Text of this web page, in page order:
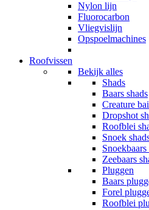
Nylon lijn
Fluorocarbon
Vliegvislijn
Opspoelmachines
Roofvissen
Bekijk alles
Shads
Baars shads
Creature
Dropshot
Roofblei
Snoek
Snoekbaars
Zeebaars
Pluggen
Baars
Forel
Roofblei